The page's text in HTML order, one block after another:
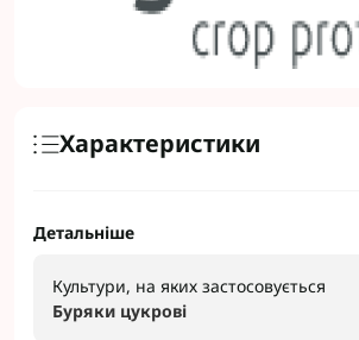
Характеристики
Детальніше
Культури, на яких застосовується
Буряки цукрові